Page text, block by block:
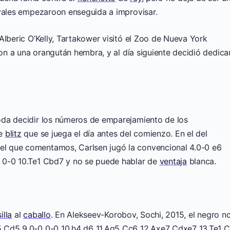
empezaroon enseguida a improvisar.
O’Kelly, Tartakower visitó el Zoo de Nueva York
a una orangután hembra, y al día siguiente decidió
decidir los números de emparejamiento de los
blitz que se juega el día antes del comienzo. En el del
que comentamos, Carlsen jugó la convencional 4.0-0 e6
0 10.Te1 Cbd7 y no se puede hablar de ventaja blanca.
alcaballo. En Alekseev-Korobov, Sochi, 2015, el negro